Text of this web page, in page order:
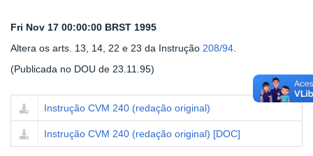
Fri Nov 17 00:00:00 BRST 1995
Altera os arts. 13, 14, 22 e 23 da Instrução 208/94
(Publicada no DOU de 23.11.95)
Instrução CVM 240 (redação original)
Instrução CVM 240 (redação original) [DOC]